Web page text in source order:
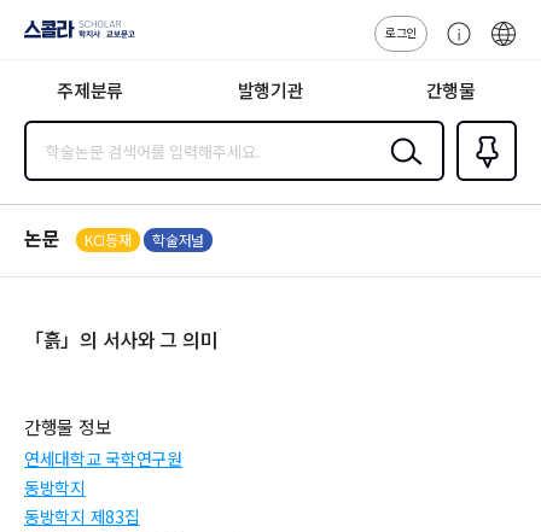
지사·교보문고
로그인
센
주제분류 발행기관 간행물
검색
즐겨찾
기0
논문 KCI등재 학술저널
「흙」의 서사와 그 의미
간행물 정보
연세대학교 국학연구원
동방학지
동방학지 제83집